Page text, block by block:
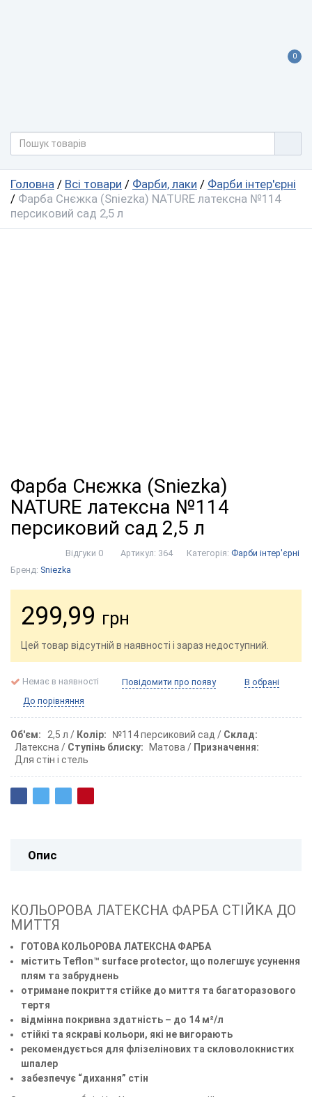
0
Головна / Всі товари / Фарби, лаки / Фарби інтер'єрні
/ Фарба Снєжка (Sniezka) NATURE латексна №114
персиковий сад 2,5 л
Фарба Снєжка (Sniezka)
NATURE латексна №114
персиковий сад 2,5 л
Відгуки 0 Артикул: 364 Категорія: Фарби інтер'єрні
Бренд: Sniezka
299,99 грн
Цей товар відсутній в наявності і зараз недоступний.
Немає в наявності Повідомити про появу
В обрані
До порівняння
Об'єм 2,5 л Колір №114 персиковий сад
Склад
Латексна
Ступінь блиску Матова
Призначення
Для стін і стель
Опис
КОЛЬОРОВА ЛАТЕКСНА ФАРБА СТІЙКА ДО
МИТТЯ
ГОТОВА КОЛЬОРОВА ЛАТЕКСНА ФАРБА
містить Teflon™ surface protector, що полегшує усунення
плям та забруднень
отримане покриття стійке до миття та багаторазового
тертя
відмінна покривна здатність – до 14 м²/л
стійкі та яскраві кольори, які не вигорають
рекомендується для флізелінових та скловолокнистих
шпалер
забезпечує “дихання” стін